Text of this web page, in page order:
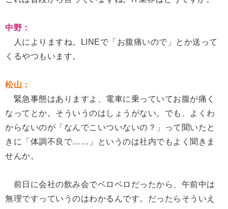
中野：
人によりますね。LINEで「お腹痛いので」とか送って
くるやつもいます。
松山：
緊急事態はありますよ、電車に乗っていてお腹が痛く
なってとか。そういうのはしょうがない。でも、よくわ
からないのが「なんでこいついないの？」って聞いたと
きに「体調不良で……」というのは社内でもよく聞きま
せんか。
前日に会社の飲み会でベロベロだったから、午前中は
無理ですっていうのはわかるんです。だったらそういえ